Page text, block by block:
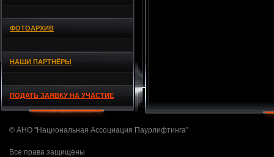
ФОТОАРХИВ
НАШИ ПАРТНЁРЫ
ПОДАТЬ ЗАЯВКУ НА УЧАСТИЕ
© АНО "Национальная Ассоциация Паурлифтинга"
Все права защищены